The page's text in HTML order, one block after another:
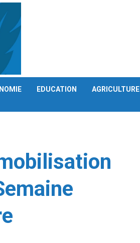
EDUCATION AGRICULTURE